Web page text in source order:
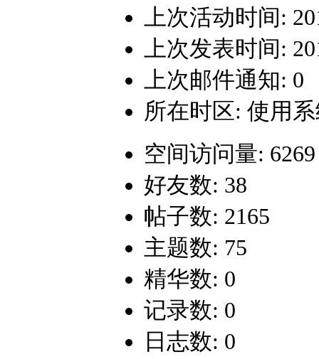
上次活动时间:
上次发表时间:
上次邮件通知: 0
所在时区: 使用
空间访问量: 6269
好友数: 38
帖子数: 2165
主题数: 75
精华数: 0
记录数: 0
日志数: 0